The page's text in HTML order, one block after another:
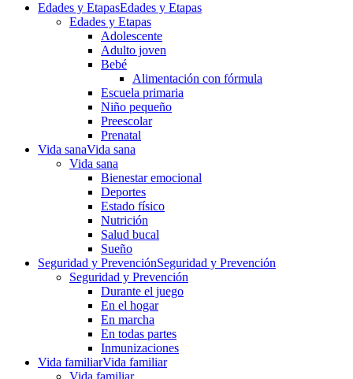
Edades y EtapasEdades y Etapas
Edades y Etapas
Adolescente
Adulto joven
Bebé
Alimentación con fórmula
Escuela primaria
Niño pequeño
Preescolar
Prenatal
Vida sanaVida sana
Vida sana
Bienestar emocional
Deportes
Estado físico
Nutrición
Salud bucal
Sueño
Seguridad y PrevenciónSeguridad y Prevención
Seguridad y Prevención
Durante el juego
En el hogar
En marcha
En todas partes
Inmunizaciones
Vida familiarVida familiar
Vida familiar